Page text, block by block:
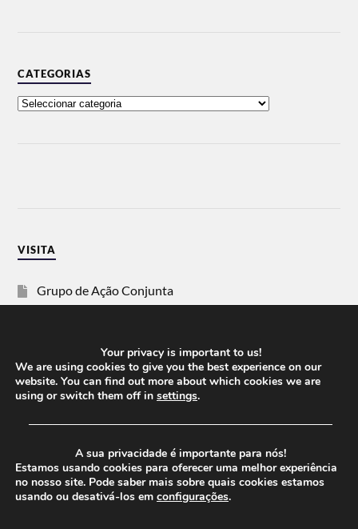
CATEGORIAS
VISITA
Grupo de Ação Conjunta
Vida Justa
dezanove
Your privacy is important to us!
We are using cookies to give you the best experience on our
website. You can find out more about which cookies we are
using or switch them off in settings.
──────────────────────────────────────
A sua privacidade é importante para nós!
Estamos usando cookies para oferecer uma melhor experiência
no nosso site. Pode saber mais sobre quais cookies estamos
usando ou desativá-los em configurações.